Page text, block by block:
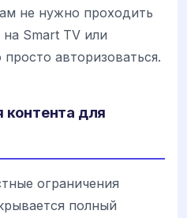
не нужно проходить
Smart TV или
авторизоваться.
контента для
ограничения
полный